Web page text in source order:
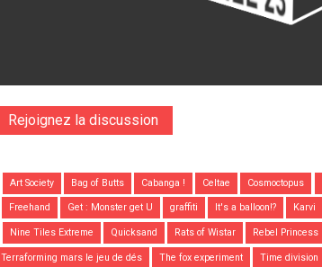
Rejoignez la discussion
Art Society Bag of Butts Cabanga ! Celtae Cosmoctopus
Freehand Get : Monster get U graffiti It's a balloon!? Karvi
Nine Tiles Extreme Quicksand Rats of Wistar Rebel Princess
Terraforming mars le jeu de dés The fox experiment Time division